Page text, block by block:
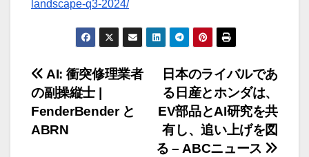
landscape-q3-2024/
投
稿
ナ
日本のライバルであ
る日産とホンダは、
EV部品とAI研究を共
有し、追い上げを図
る – ABCニュース
AI: 衝突修理業者
の副操縦士 |
FenderBender と
ABRN